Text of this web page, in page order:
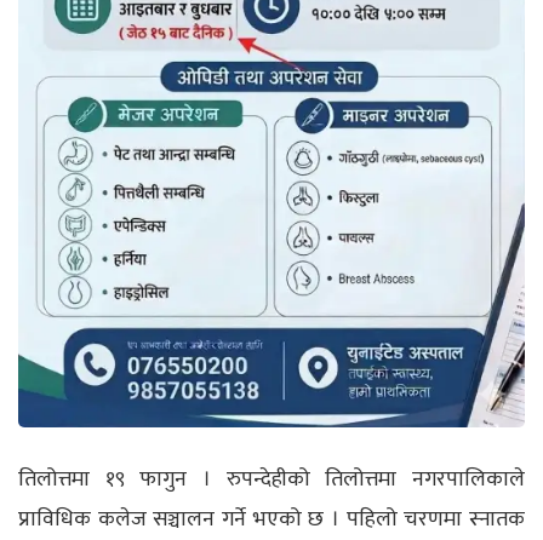
तिलोत्तमा १९ फागुन । रुपन्देहीको तिलोत्तमा नगरपालिकाले
प्राविधिक कलेज सञ्चालन गर्ने भएको छ । पहिलो चरणमा स्नातक